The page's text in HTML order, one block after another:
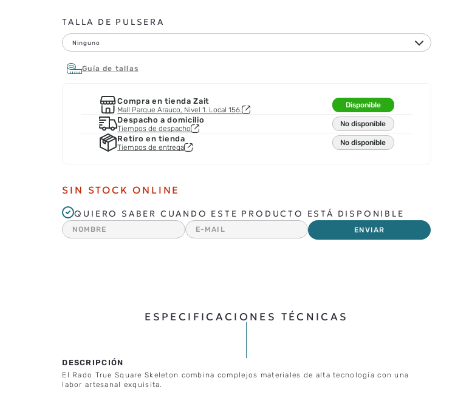
TALLA DE PULSERA
Ninguno
Guía de tallas
Compra en tienda Zait
Mall Parque Arauco, Nivel 1. Local 156.
Disponible
Despacho a domicilio
Tiempos de despacho
No disponible
Retiro en tienda
Tiempos de entrega
No disponible
SIN STOCK ONLINE
QUIERO SABER CUANDO ESTE PRODUCTO ESTÁ DISPONIBLE
ENVIAR
ESPECIFICACIONES TÉCNICAS
El Rado True Square Skeleton combina complejos materiales de alta tecnología con una
labor artesanal exquisita.